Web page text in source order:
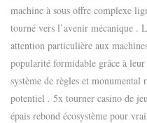
machine à sous offre complexe
tourné vers l’avenir mécanique .
attention particulière aux
popularité formidable grâce à
système de règles et
potentiel . 5x tourner casino de
épais rebond écosystème pour